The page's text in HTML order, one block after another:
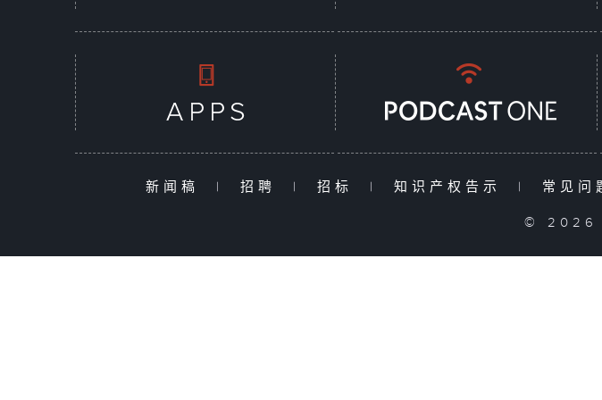
新闻稿 | 招聘 | 招标 | 知识产权告示 | 常见问
© 2026